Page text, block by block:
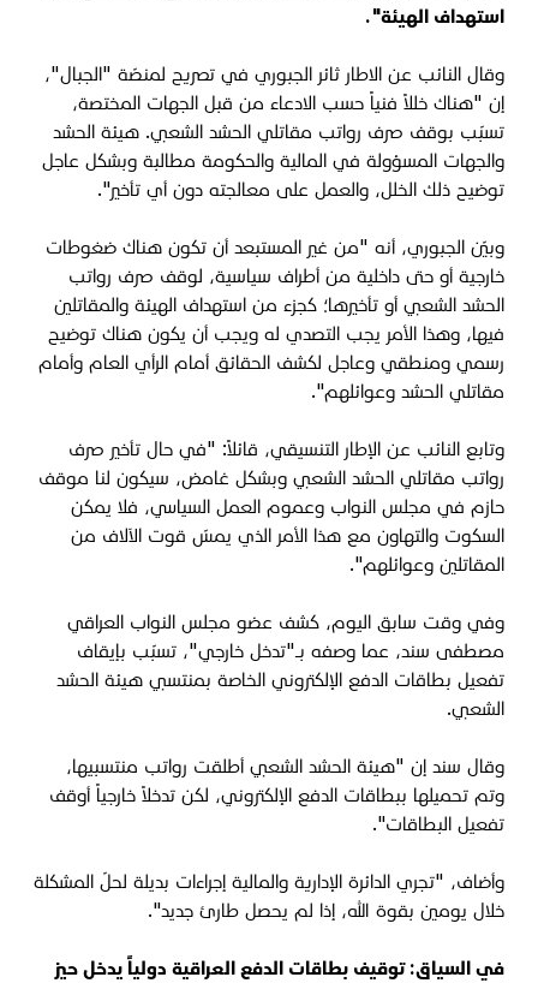
استهداف الهيئة".
وقال النائب عن الاطار ثائر الجبوري في تصريح لمنصّة "الجبال"،
إن "هناك خللاً فنياً حسب الادعاء من قبل الجهات المختصة،
تسبّب بوقف صرف رواتب مقاتلي الحشد الشعبي. هيئة الحشد
والجهات المسؤولة في المالية والحكومة مطالبة وبشكل عاجل
توضيح ذلك الخلل، والعمل على معالجته دون أي تأخير".
وبيّن الجبوري، أنه "من غير المستبعد أن تكون هناك ضغوطات
خارجية أو حتى داخلية من أطراف سياسية، لوقف صرف رواتب
الحشد الشعبي أو تأخيرها؛ كجزء من استهداف الهيئة والمقاتلين
فيها، وهذا الأمر يجب التصدي له ويجب أن يكون هناك توضيح
رسمي ومنطقي وعاجل لكشف الحقائق أمام الرأي العام وأمام
مقاتلي الحشد وعوائلهم".
وتابع النائب عن الإطار التنسيقي، قائلاً: "في حال تأخير صرف
رواتب مقاتلي الحشد الشعبي وبشكل غامض، سيكون لنا موقف
حازم في مجلس النواب وعموم العمل السياسي، فلا يمكن
السكوت والتهاون مع هذا الأمر الذي يمسّ قوت الآلاف من
المقاتلين وعوائلهم".
وفي وقت سابق اليوم، كشف عضو مجلس النواب العراقي
مصطفى سند، عما وصفه بـ"تدخل خارجي"، تسبّب بإيقاف
تفعيل بطاقات الدفع الإلكتروني الخاصة بمنتسبي هيئة الحشد
الشعبي.
وقال سند إن "هيئة الحشد الشعبي أطلقت رواتب منتسبيها،
وتم تحميلها ببطاقات الدفع الإلكتروني، لكن تدخلاً خارجياً أوقف
تفعيل البطاقات".
وأضاف، "تجري الدائرة الإدارية والمالية إجراءات بديلة لحلّ المشكلة
خلال يومين بقوة الله، إذا لم يحصل طارئ جديد".
في السياق:توقيف بطاقات الدفع العراقية دولياً يدخل حيز